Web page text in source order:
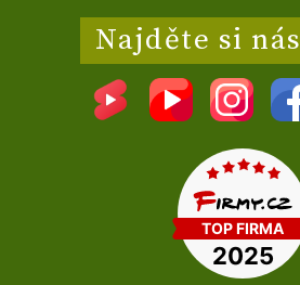
Najděte si nás